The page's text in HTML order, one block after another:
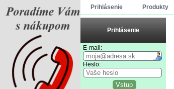
Prihlásenie Produkty
Prihlásenie
E-mail:
Heslo: